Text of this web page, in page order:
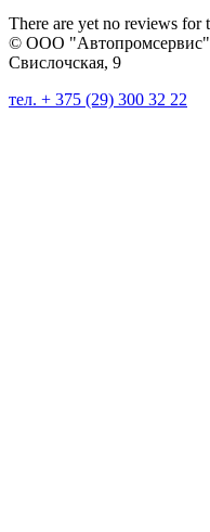
There are yet no reviews for
© ООО "Автопромсервис".
Свислочская, 9
тел. + 375 (29) 300 32 22